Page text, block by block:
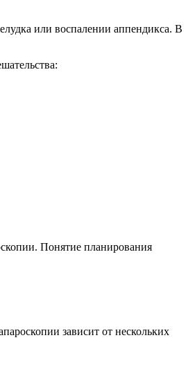
или воспалении аппендикса. В
Понятие планирования
зависит от нескольких